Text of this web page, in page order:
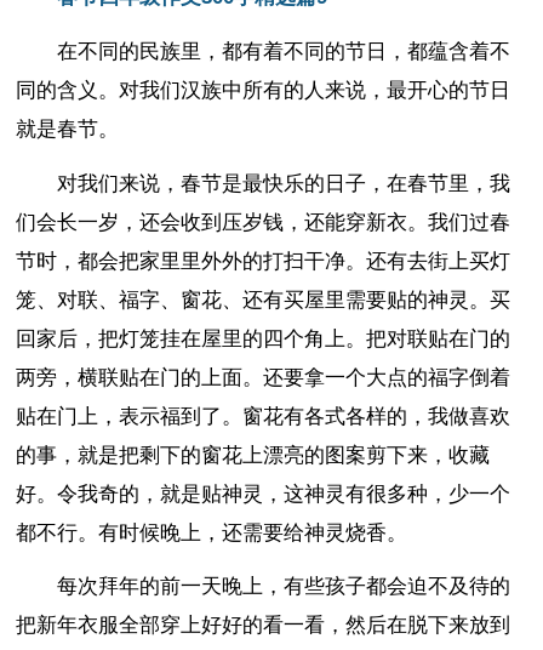
在不同的民族里，都有着不同的节日，都蕴含着不
同的含义。对我们汉族中所有的人来说，最开心的节日
就是春节。
对我们来说，春节是最快乐的日子，在春节里，我
们会长一岁，还会收到压岁钱，还能穿新衣。我们过春
节时，都会把家里里外外的打扫干净。还有去街上买灯
笼、对联、福字、窗花、还有买屋里需要贴的神灵。买
回家后，把灯笼挂在屋里的四个角上。把对联贴在门的
两旁，横联贴在门的上面。还要拿一个大点的福字倒着
贴在门上，表示福到了。窗花有各式各样的，我做喜欢
的事，就是把剩下的窗花上漂亮的图案剪下来，收藏
好。令我奇的，就是贴神灵，这神灵有很多种，少一个
都不行。有时候晚上，还需要给神灵烧香。
每次拜年的前一天晚上，有些孩子都会迫不及待的
把新年衣服全部穿上好好的看一看，然后在脱下来放到